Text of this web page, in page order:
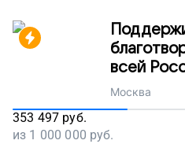
всей
Москва
353 497 руб.
из 1 000 000 руб.